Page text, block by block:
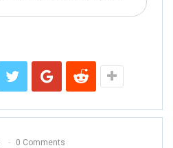
0 Comments